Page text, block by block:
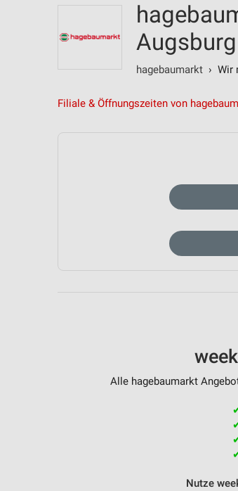
Augsburg
hagebaumarkt › Wir
Filiale & Öffnungszeiten von
Alle hagebaumarkt
Nutze